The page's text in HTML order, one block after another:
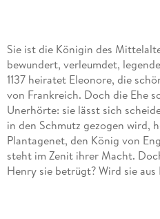
Sie ist die Königin des
bewundert, verleumdet,
1137 heiratet Eleonore, die
von Frankreich. Doch die Ehe
Unerhörte: sie lässt sich
in den Schmutz gezogen wird,
Plantagenet, den König von
steht im Zenit ihrer Macht.
Henry sie betrügt? Wird sie aus